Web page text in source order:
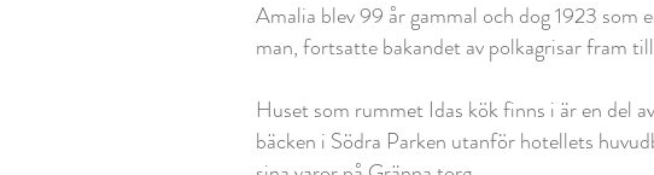
Amalia blev 99 år gammal och dog 1923
man, fortsatte bakandet av polkagrisar fram
Huset som rummet Idas kök finns i är en del
bäcken i Södra Parken utanför hotellets